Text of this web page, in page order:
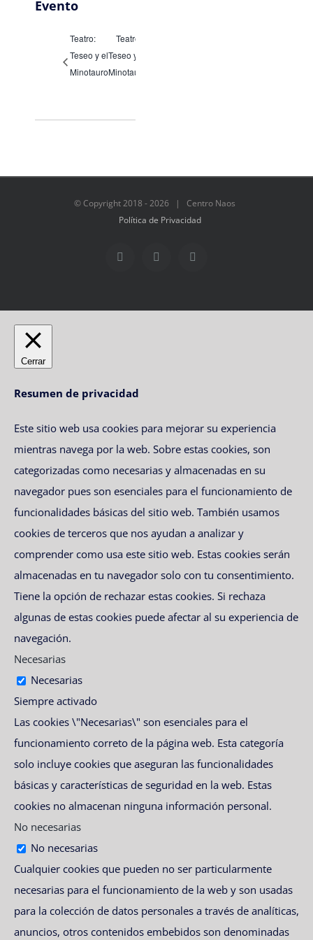
Evento
Teatro:
Teseo y el
Minotauro
Teatro:
Teseo y el
Minotauro
© Copyright 2018 -2026 | Centro Naos
Política de Privacidad
Facebook Twitter
Cerrar
Resumen de privacidad
Este sitio web usa cookies para mejorar su experiencia
mientras navega por la web. Sobre estas cookies, son
categorizadas como necesarias y almacenadas en su
navegador pues son esenciales para el funcionamiento de
funcionalidades básicas del sitio web. También usamos
cookies de terceros que nos ayudan a analizar y
comprender como usa este sitio web. Estas cookies serán
almacenadas en tu navegador solo con tu consentimiento.
Tiene la opción de rechazar estas cookies. Si rechaza
algunas de estas cookies puede afectar al su experiencia de
navegación.
Necesarias
Necesarias
Siempre activado
Las cookies \"Necesarias\" son esenciales para el
funcionamiento correto de la página web. Esta categoría
solo incluye cookies que aseguran las funcionalidades
básicas y características de seguridad en la web. Estas
cookies no almacenan ninguna información personal.
No necesarias
No necesarias
Cualquier cookies que pueden no ser particularmente
necesarias para el funcionamiento de la web y son usadas
para la colección de datos personales a través de analíticas,
anuncios, otros contenidos embebidos son denominadas